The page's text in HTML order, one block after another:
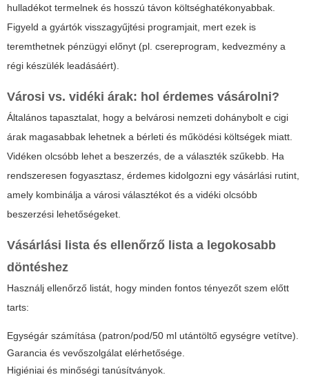
hulladékot termelnek és hosszú távon költséghatékonyabbak.
Figyeld a gyártók visszagyűjtési programjait, mert ezek is
teremthetnek pénzügyi előnyt (pl. csereprogram, kedvezmény a
régi készülék leadásáért).
Városi vs. vidéki árak: hol érdemes vásárolni?
Általános tapasztalat, hogy a belvárosi nemzeti dohánybolt e cigi
árak magasabbak lehetnek a bérleti és működési költségek miatt.
Vidéken olcsóbb lehet a beszerzés, de a választék szűkebb. Ha
rendszeresen fogyasztasz, érdemes kidolgozni egy vásárlási rutint,
amely kombinálja a városi választékot és a vidéki olcsóbb
beszerzési lehetőségeket.
Vásárlási lista és ellenőrző lista a legokosabb
döntéshez
Használj ellenőrző listát, hogy minden fontos tényezőt szem előtt
tarts:
Egységár számítása (patron/pod/50 ml utántöltő egységre vetítve).
Garancia és vevőszolgálat elérhetősége.
Higiéniai és minőségi tanúsítványok.